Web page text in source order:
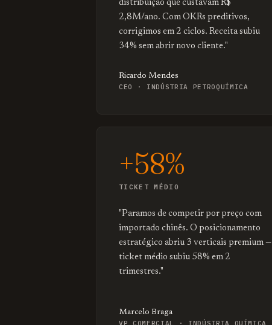
distribuição que custavam R$
2,8M/ano. Com OKRs preditivos,
corrigimos em 2 ciclos. Receita subiu
34% sem abrir novo cliente."
Ricardo Mendes
CEO · INDÚSTRIA PETROQUÍMICA
+58%
TICKET MÉDIO
"Paramos de competir por preço com
importado chinês. O posicionamento
estratégico abriu 3 verticais premium —
ticket médio subiu 58% em 2
trimestres."
Marcelo Braga
VP COMERCIAL · INDÚSTRIA QUÍMICA